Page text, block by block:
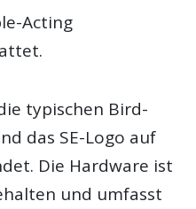
Acting
typischen Bird-
das SE-Logo auf
Die Hardware ist
und umfasst